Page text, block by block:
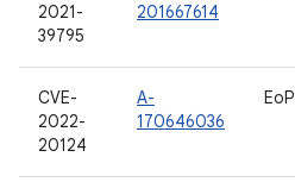
2021-
39795
201667614
CVE-
2022-
20124
A-
170646036
EoP